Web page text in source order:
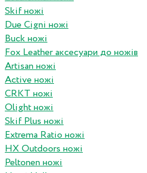
Skif ножі
Due Cigni ножі
Buck ножі
Fox Leather аксесуари до ножів
Artisan ножі
Active ножі
CRKT ножі
Olight ножі
Skif Plus ножі
Extrema Ratio ножі
HX Outdoors ножі
Peltonen ножі